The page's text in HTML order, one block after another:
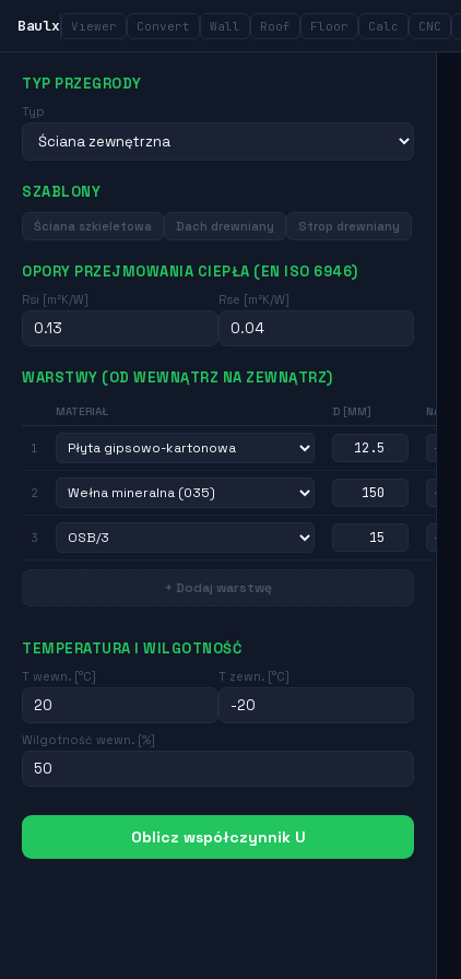
Baulx Viewer Convert Wall Roof Floor Calc CNC
TYP PRZEGRODY
Typ
SZABLONY
Ściana szkieletowa Dach drewniany Strop drewniany
OPORY PRZEJMOWANIA CIEPŁA (EN ISO 6946)
Rsi [m²K/W] Rse [m²K/W]
WARSTWY (OD WEWNĄTRZ NA ZEWNĄTRZ)
MATERIAŁ D [MM] NAZWA
1
2
3
+ Dodaj warstwę
TEMPERATURA I WILGOTNOŚĆ
T wewn. [°C] T zewn. [°C]
Wilgotność wewn. [%]
Oblicz współczynnik U